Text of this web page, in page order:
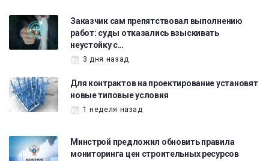
Заказчик сам препятствовал выполнению
работ: суды отказались взыскивать
неустойку с…
3 дня назад
Для контрактов на проектирование установят
новые типовые условия
1 неделя назад
Минстрой предложил обновить правила
мониторинга цен строительных ресурсов